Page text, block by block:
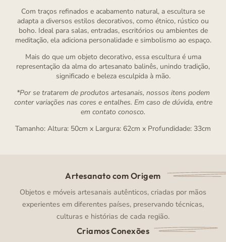
Com traços refinados e acabamento natural, a escultura se
adapta a diversos estilos decorativos, como étnico, rústico ou
boho. Ideal para salas, entradas, escritórios ou ambientes de
meditação, ela adiciona personalidade e simbolismo ao espaço.
Mais do que um objeto decorativo, essa escultura é uma
representação da alma do artesanato balinês, unindo tradição,
significado e beleza esculpida à mão.
*Por se tratarem de produtos artesanais, nossos itens podem
conter variações nas cores e entalhes. Em caso de dúvida, entre
em contato conosco.
Tamanho: Altura: 50cm x Largura: 62cm x Profundidade: 33cm
Artesanato com Origem
Objetos e móveis artesanais autênticos, criadas por mãos
experientes em diferentes países, preservando técnicas,
culturas e histórias de cada região.
Criamos Conexões